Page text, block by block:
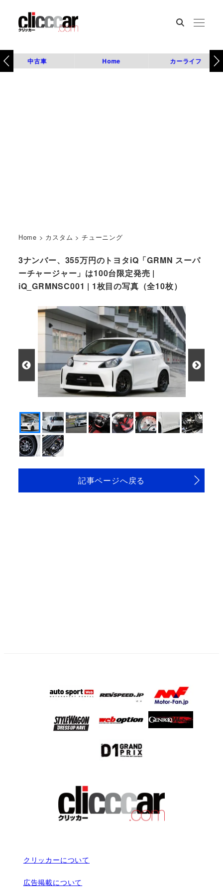
中古車 Home カーライフ
Home > カスタム >チューニング
3ナンバー、355万円のトヨタiQ「GRMN スーパ
ーチャージャー」は100台限定発売 |
iQ_GRMNSC001 | 1枚目の写真（全10枚）
記事ページへ戻る
クリッカーについて
広告掲載について